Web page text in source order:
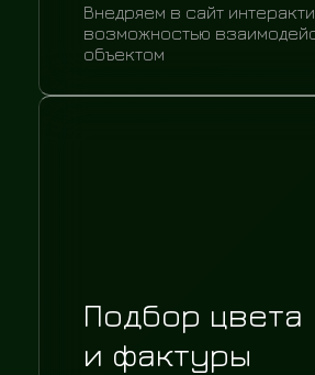
Внедряем в сайт
возможностью
объектом
Подбор цвета
и фактуры